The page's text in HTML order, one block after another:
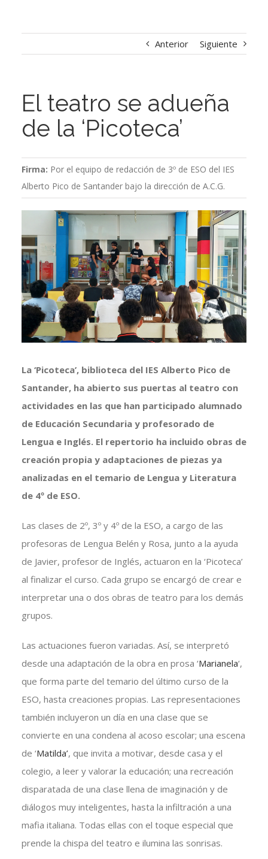
Anterior Siguiente
El teatro se adueña
de la ‘Picoteca’
Firma: Por el equipo de redacción de 3º de ESO del IES
Alberto Pico de Santander bajo la dirección de A.C.G.
imagen
más
grande
La ‘Picoteca’, biblioteca del IES Alberto Pico de
Santander, ha abierto sus puertas al teatro con
actividades en las que han participado alumnado
de Educación Secundaria y profesorado de
Lengua e Inglés. El repertorio ha incluido obras de
creación propia y adaptaciones de piezas ya
analizadas en el temario de Lengua y Literatura
de 4º de ESO.
Las clases de 2º, 3º y 4º de la ESO, a cargo de las
profesoras de Lengua Belén y Rosa, junto a la ayuda
de Javier, profesor de Inglés, actuaron en la ‘Picoteca’
al finalizar el curso. Cada grupo se encargó de crear e
interpretar una o dos obras de teatro para los demás
grupos.
Las actuaciones fueron variadas. Así, se interpretó
desde una adaptación de la obra en prosa ‘Marianela‘,
que forma parte del temario del último curso de la
ESO, hasta creaciones propias. Las representaciones
también incluyeron un día en una clase que se
convierte en una condena al acoso escolar; una escena
de ‘Matilda’, que invita a motivar, desde casa y el
colegio, a leer y valorar la educación; una recreación
disparatada de una clase llena de imaginación y de
diálogos muy inteligentes, hasta la infiltración a una
mafia italiana. Todas ellas con el toque especial que
prende la chispa del teatro e ilumina las sonrisas.